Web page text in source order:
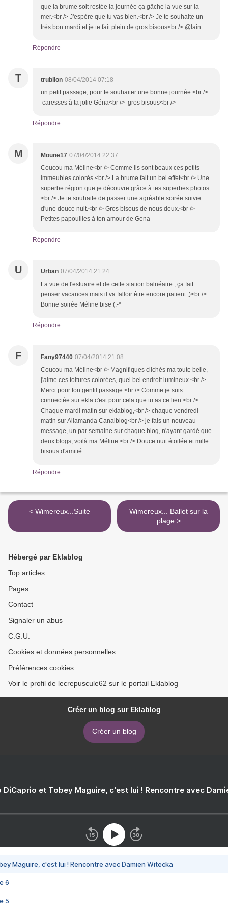
que la brume soit restée la journée ça gâche la vue sur la
mer.<br /> J'espère que tu vas bien.<br /> Je te souhaite un
très bon mardi et je te fait plein de gros bisous<br /> @lain
Répondre
T trublion 08/04/2014 07:18
un petit passage, pour te souhaiter une bonne journée.<br />
caresses à ta jolie Géna<br /> gros bisous<br />
Répondre
M Moune17 07/04/2014 22:37
Coucou ma Méline<br /> Comme ils sont beaux ces petits
immeubles colorés.<br /> La brume fait un bel effet<br /> Une
superbe région que je découvre grâce à tes superbes photos.
<br /> Je te souhaite de passer une agréable soirée suivie
d'une douce nuit.<br /> Gros bisous de nous deux.<br />
Petites papouilles à ton amour de Gena
Répondre
U Urban 07/04/2014 21:24
La vue de l'estuaire et de cette station balnéaire , ça fait
penser vacances mais il va falloir être encore patient ;)<br />
Bonne soirée Méline bise (:-*
Répondre
F Fany97440 07/04/2014 21:08
Coucou ma Méline<br /> Magnifiques clichés ma toute belle,
j'aime ces toitures colorées, quel bel endroit lumineux.<br />
Merci pour ton gentil passage.<br /> Comme je suis
connectée sur ekla c'est pour cela que tu as ce lien.<br />
Chaque mardi matin sur eklablog,<br /> chaque vendredi
matin sur Allamanda Canalblog<br /> je fais un nouveau
message, un par semaine sur chaque blog, n'ayant gardé que
deux blogs, voilà ma Méline.<br /> Douce nuit étoilée et mille
bisous d'amitié.
Répondre
< Wimereux...Suite
Wimereux... Ballet sur la
plage >
Hébergé par Eklablog
Top articles
Pages
Contact
Signaler un abus
C.G.U.
Cookies et données personnelles
Préférences cookies
Voir le profil de lecrepuscule62 sur le portail Eklablog
Créer un blog sur Eklablog
Créer un blog
DiCaprio et Tobey Maguire, c'est lui ! Rencontre avec
Maguire, c'est lui ! Rencontre avec Damien Witecka
6
5